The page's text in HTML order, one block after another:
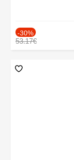
-30%
53.17€